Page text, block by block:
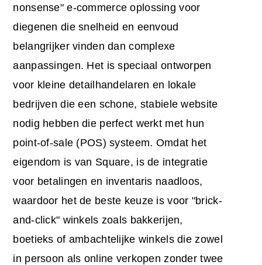
nonsense" e-commerce oplossing voor
diegenen die snelheid en eenvoud
belangrijker vinden dan complexe
aanpassingen. Het is speciaal ontworpen
voor kleine detailhandelaren en lokale
bedrijven die een schone, stabiele website
nodig hebben die perfect werkt met hun
point-of-sale (POS) systeem. Omdat het
eigendom is van Square, is de integratie
voor betalingen en inventaris naadloos,
waardoor het de beste keuze is voor "brick-
and-click" winkels zoals bakkerijen,
boetieks of ambachtelijke winkels die zowel
in persoon als online verkopen zonder twee